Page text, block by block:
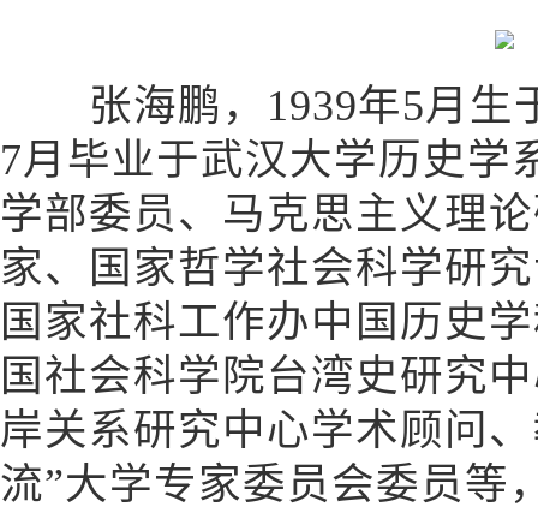
张海鹏，1939年5月生
7月毕业于武汉大学历史学
学部委员、马克思主义理
家、国家哲学社会科学研
国家社科工作办中国历史
国社会科学院台湾史研究
岸关系研究中心学术顾问
流”大学专家委员会委员等